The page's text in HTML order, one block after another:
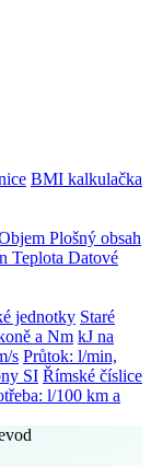
BMI kalkulačka
Plošný obsah
Teplota Datové
jednotky Staré
a Nm kJ na
s Průtok: l/min,
SI Římské číslice
l/100 km a